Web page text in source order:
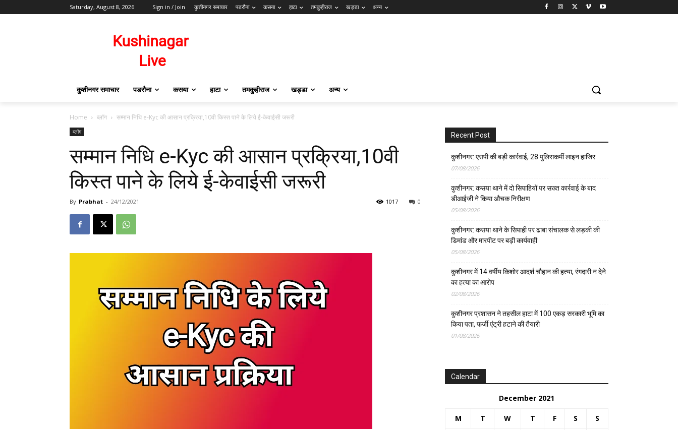
Saturday, August 8, 2026 Sign in / Join कुशीनगर समाचार पडरौना कसया हाटा तमकुहीराज खड्डा अन्य
कुशीनगर समाचार पडरौना कसया हाटा तमकुहीराज खड्डा अन्य
Home ब्लॉग सम्मान निधि e-Kyc की आसान प्रक्रिया,10वी किस्त पाने के लिये ई-केवाईसी जरूरी
ब्लॉग
सम्मान निधि e-Kyc की आसान प्रक्रिया,10वी
किस्त पाने के लिये ई-केवाईसी जरूरी
By Prabhat - 24/12/2021 0
1017
Recent Post
कुशीनगर: एसपी की बड़ी कार्रवाई, 28 पुलिसकर्मी लाइन हाजिर
07/08/2026
कुशीनगर: कसया थाने में दो सिपाहियों पर सख्त कार्रवाई के बाद
डीआईजी ने किया औचक निरीक्षण
05/08/2026
कुशीनगर: कसया थाने के सिपाही पर ढाबा संचालक से लड़की की
डिमांड और मारपीट पर बड़ी कार्यवाही
05/08/2026
कुशीनगर में 14 वर्षीय किशोर आदर्श चौहान की हत्या, रंगदारी न देने
का हत्या का आरोप
02/08/2026
कुशीनगर प्रशासन ने तहसील हाटा में 100 एकड़ सरकारी भूमि का
किया पता, फर्जी एंट्री हटाने की तैयारी
01/08/2026
Calendar
December 2021
M T W T F S S